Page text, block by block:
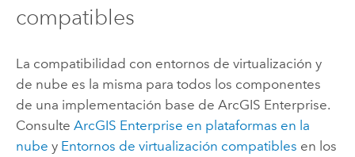
compatibles
La compatibilidad con entornos de virtualización y
de nube es la misma para todos los componentes
de una implementación base de ArcGIS Enterprise.
Consulte ArcGIS Enterprise en plataformas en la
nube y Entornos de virtualización compatibles en los